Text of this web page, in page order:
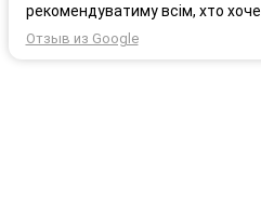
рекомендуватиму всім, хто хоче
користуватись безпровідним
Отзыв из Google